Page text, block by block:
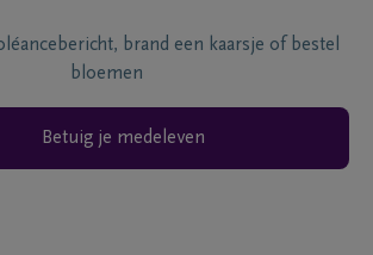
brand een kaarsje of bestel
bloemen
Betuig je medeleven